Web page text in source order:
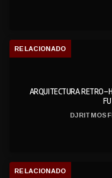
RELACIONADO
ARQUITECTURA RETRO-
RELACIONADO